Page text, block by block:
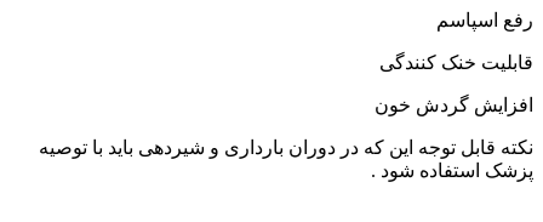
رفع اسپاسم
قابلیت خنک کنندگی
افزایش گردش خون
نکته قابل توجه این که در دوران بارداری و شیردهی باید با توصیه
پزشک استفاده شود .